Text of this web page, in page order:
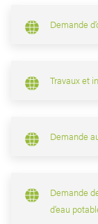
Demande
Travaux et
Demande
Demande
d’eau